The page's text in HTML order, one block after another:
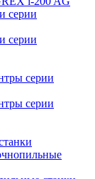
серии
серии
серии
серии